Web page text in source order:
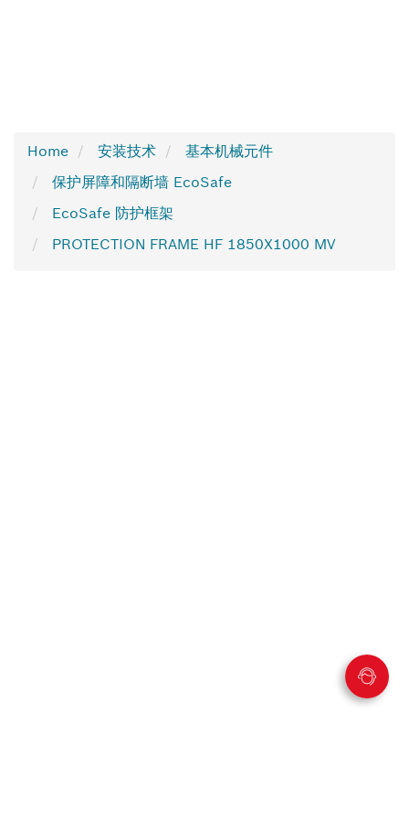
Home 安装技术
基本机械元件
保护屏障和隔断墙 EcoSafe
EcoSafe 防护框架
PROTECTION FRAME HF 1850X1000 MV